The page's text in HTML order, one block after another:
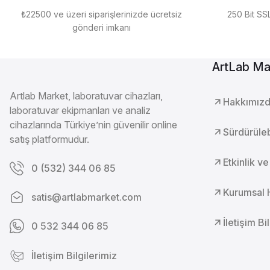
₺22500 ve üzeri siparişlerinizde ücretsiz
gönderi imkanı
250 Bit
Artlab Market, laboratuvar cihazları,
laboratuvar ekipmanları ve analiz
cihazlarında Türkiye’nin güvenilir online
satış platformudur.
0 (532) 344 06 85
satis@artlabmarket.com
0 532 344 06 85
İletişim Bilgilerimiz
ArtLab
Etkinlik
Kurumsal
İletişim